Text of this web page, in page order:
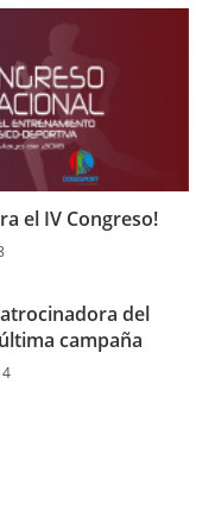
el IV Congreso!
del
campaña